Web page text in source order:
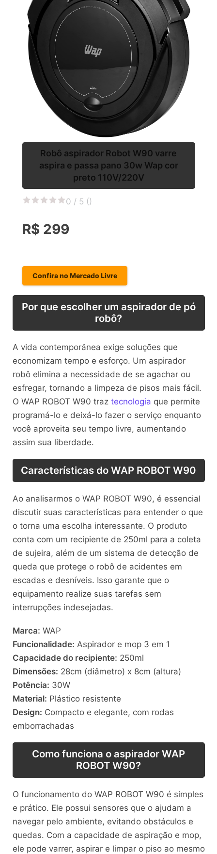
Robô aspirador Robot W90 varre
aspira e passa pano 30w Wap cor
preto 110V/220V
0 / 5 ()
R$ 299
Confira no Mercado Livre
Por que escolher um aspirador de pó
robô?
A vida contemporânea exige soluções que
economizam tempo e esforço. Um aspirador
robô elimina a necessidade de se agachar ou
esfregar, tornando a limpeza de pisos mais fácil.
O WAP ROBOT W90 traz tecnologia que permite
programá-lo e deixá-lo fazer o serviço enquanto
você aproveita seu tempo livre, aumentando
assim sua liberdade.
Características do WAP ROBOT W90
Ao analisarmos o WAP ROBOT W90, é essencial
discutir suas características para entender o que
o torna uma escolha interessante. O produto
conta com um recipiente de 250ml para a coleta
de sujeira, além de um sistema de detecção de
queda que protege o robô de acidentes em
escadas e desníveis. Isso garante que o
equipamento realize suas tarefas sem
interrupções indesejadas.
Marca: WAP
Funcionalidade: Aspirador e mop 3 em 1
Capacidade do recipiente: 250ml
Dimensões: 28cm (diâmetro) x 8cm (altura)
Potência: 30W
Material: Plástico resistente
Design: Compacto e elegante, com rodas
emborrachadas
Como funciona o aspirador WAP
ROBOT W90?
O funcionamento do WAP ROBOT W90 é simples
e prático. Ele possui sensores que o ajudam a
navegar pelo ambiente, evitando obstáculos e
quedas. Com a capacidade de aspiração e mop,
ele pode varrer, aspirar e limpar o piso ao mesmo